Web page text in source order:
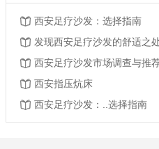
西安足疗沙发：选择指南
发现西安足疗沙发的舒适之
西安足疗沙发市场调查与推
西安指压炕床
西安足疗沙发：..选择指南